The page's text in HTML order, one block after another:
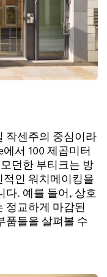
작센주의 중심이라
에서 100 제곱미터
던한 부티크는 방
인 워치메이킹을
다. 예를 들어, 상호
정교하게 마감된
품들을 살펴볼 수